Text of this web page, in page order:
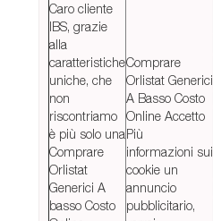
Caro cliente
IBS, grazie
alla
caratteristiche
uniche, che
non
riscontriamo
è più solo una
Comprare
Orlistat
Generici A
basso Costo
Comprare
Orlistat Generici
A Basso Costo
Online Accetto
Più
informazioni sui
cookie un
annuncio
pubblicitario,